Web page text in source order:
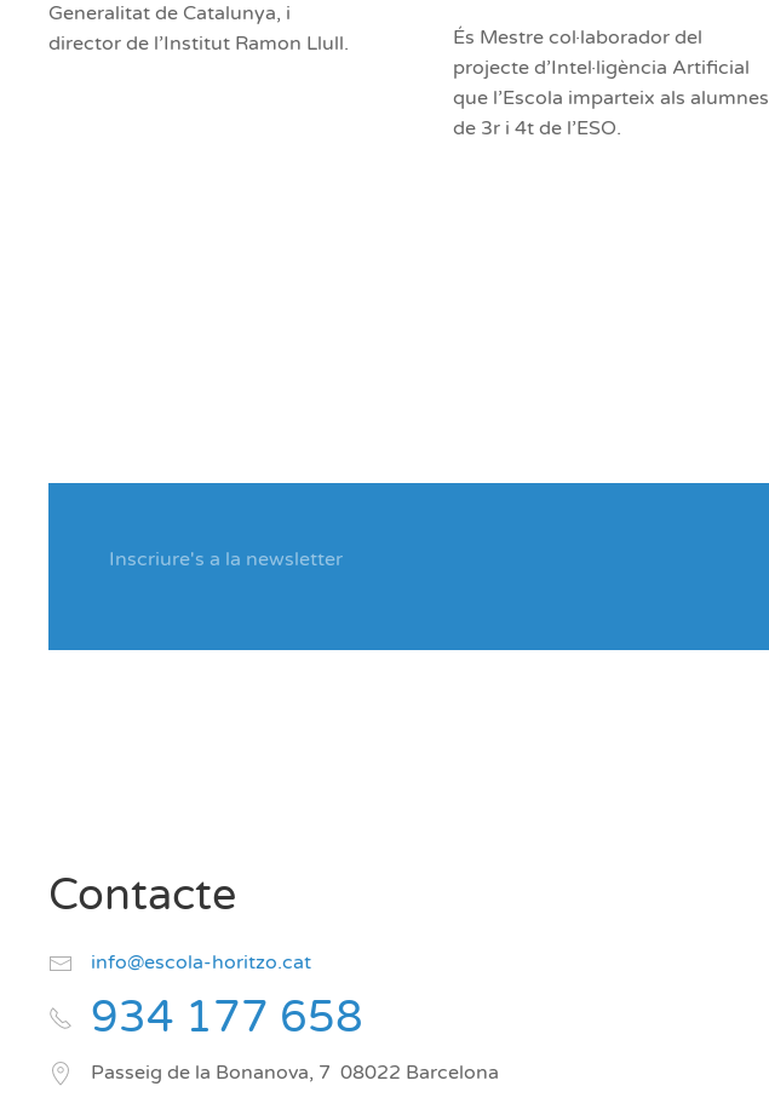
Generalitat de Catalunya, i
director de l’Institut Ramon Llull.
És Mestre col·laborador del
projecte d’Intel·ligència Artificial
que l’Escola imparteix als alumnes
de 3r i 4t de l’ESO.
Contacte
info@escola-horitzo.cat
934 177 658
Passeig de la Bonanova, 7 08022 Barcelona